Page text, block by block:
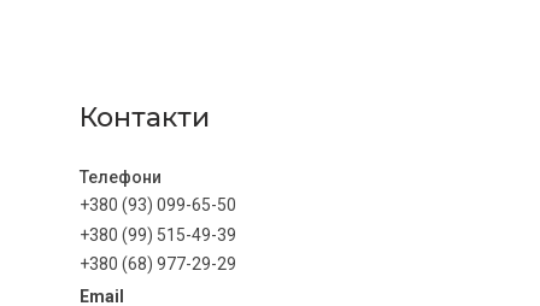
Контакти
+380 (93) 099-65-50
+380 (99) 515-49-39
+380 (68) 977-29-29